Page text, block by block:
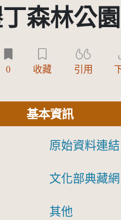
森林公園
0 收藏 引用
基本資訊
原始資料連結
文化部典藏網
其他